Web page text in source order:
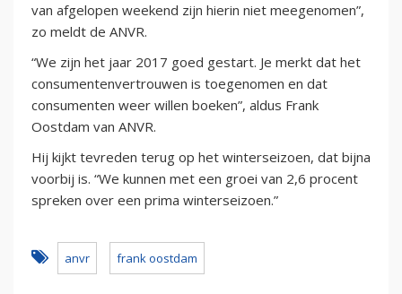
van afgelopen weekend zijn hierin niet meegenomen”,
zo meldt de ANVR.
“We zijn het jaar 2017 goed gestart. Je merkt dat het
consumentenvertrouwen is toegenomen en dat
consumenten weer willen boeken”, aldus Frank
Oostdam van ANVR.
Hij kijkt tevreden terug op het winterseizoen, dat bijna
voorbij is. “We kunnen met een groei van 2,6 procent
spreken over een prima winterseizoen.”
anvr frank oostdam